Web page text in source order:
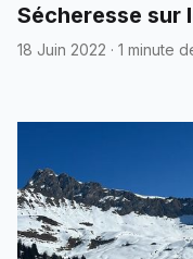
Sécheresse sur
18 Juin 2022 · 1 minute